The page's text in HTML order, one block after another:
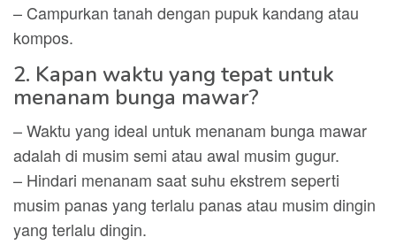
– Campurkan tanah dengan pupuk kandang atau
kompos.
2. Kapan waktu yang tepat untuk
menanam bunga mawar?
– Waktu yang ideal untuk menanam bunga mawar
adalah di musim semi atau awal musim gugur.
– Hindari menanam saat suhu ekstrem seperti
musim panas yang terlalu panas atau musim dingin
yang terlalu dingin.